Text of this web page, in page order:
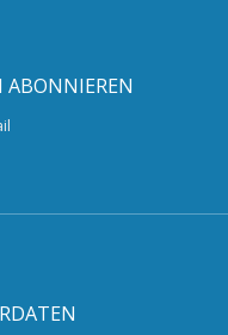
ABONNIEREN